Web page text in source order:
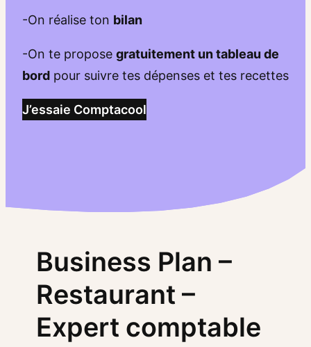
-On réalise ton bilan
-On te propose gratuitement un tableau de
bord pour suivre tes dépenses et tes recettes
J’essaie Comptacool
Business Plan –
Restaurant –
Expert comptable